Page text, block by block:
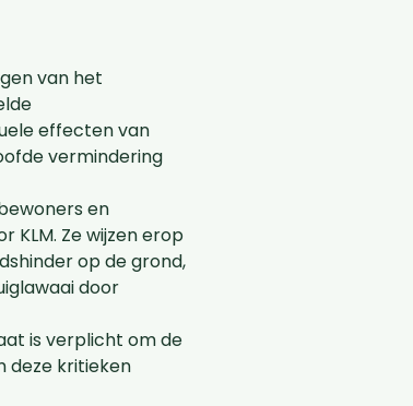
van het
effecten van
vermindering
en
Ze wijzen erop
op de grond,
door
is verplicht om de
deze kritieken